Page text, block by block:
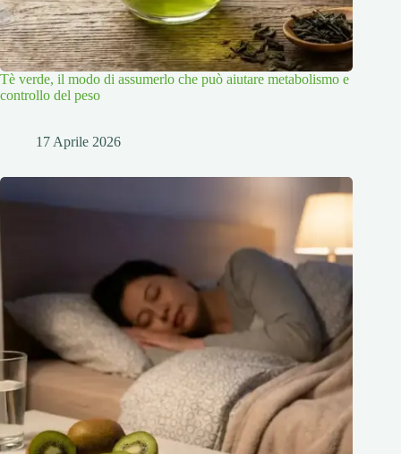
Tè verde, il modo di assumerlo che può aiutare metabolismo e
controllo del peso
17 Aprile 2026